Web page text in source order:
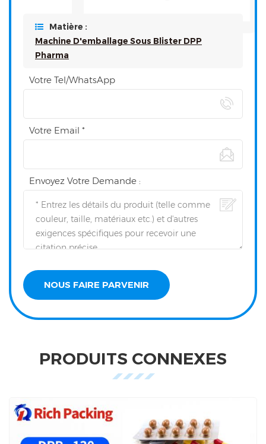
Matière :
Machine D'emballage Sous Blister DPP
Pharma
Votre Tel/WhatsApp
Votre Email *
Envoyez Votre Demande :
PRODUITS CONNEXES